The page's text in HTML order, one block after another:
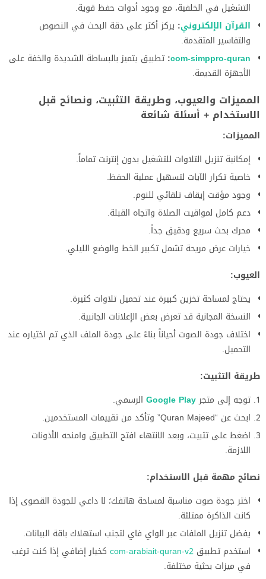
التشغيل في الخلفية، مع وجود أدوات حفظ قوية.
القرآن الإلكتروني: يركز أكثر على دقة البحث في النصوص
والتفاسير المتقدمة.
com-simppro-quran
: تطبيق يتميز بالبساطة الشديدة والخفة على
الأجهزة القديمة.
المميزات والعيوب، وطريقة التثبيت، ونصائح قبل
الاستخدام + أسئلة شائعة
المميزات:
إمكانية تنزيل التلاوات للتشغيل بدون إنترنت تماماً.
خاصية تكرار الآيات لتسهيل عملية الحفظ.
وجود مؤقت إيقاف تلقائي للنوم.
دعم كامل لمواقيت الصلاة واتجاه القبلة.
محرك بحث سريع ودقيق جداً.
خيارات عرض مريحة تشمل تكبير الخط والوضع الليلي.
العيوب:
يحتاج لمساحة تخزين كبيرة عند تحميل تلاوات كثيرة.
النسخة المجانية قد تعرض بعض الإعلانات الجانبية.
اختلاف جودة الصوت أحياناً بناءً على جودة الملف الذي تم اختياره عند
التحميل.
طريقة التثبيت:
توجه إلى متجرGoogle Play الرسمي.
ابحث عن “Quran Majeed” وتأكد من تقييمات المستخدمين.
اضغط على تثبيت، وبعد الانتهاء افتح التطبيق وامنحه الأذونات
اللازمة.
نصائح مهمة قبل الاستخدام:
اختر جودة صوت مناسبة لمساحة هاتفك؛ لا داعي للجودة القصوى إذا
كانت الذاكرة ممتلئة.
يفضل تنزيل الملفات عبر الواي فاي لتجنب استهلاك باقة البيانات.
استخدم تطبيق com-arabiait-quran-v2 كخيار إضافي إذا كنت ترغب
في ميزات بحثية مختلفة.